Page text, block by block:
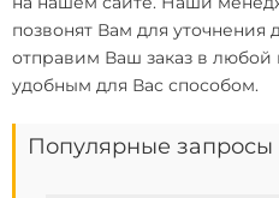
позвонят Вам для уточнения
отправим Ваш заказ в любой
удобным для Вас способом.
Популярные запросы